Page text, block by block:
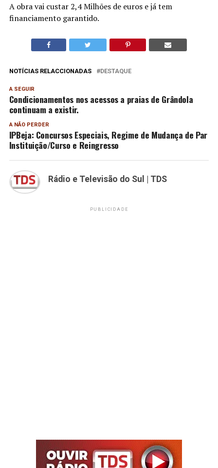
A obra vai custar 2,4 Milhões de euros e já tem
financiamento garantido.
NOTÍCIAS RELACCIONADAS DESTAQUE
A SEGUIR
Condicionamentos nos acessos a praias de Grândola
continuam a existir.
A NÃO PERDER
IPBeja: Concursos Especiais, Regime de Mudança de Par
Instituição/Curso e Reingresso
Rádio e Televisão do Sul | TDS
PUBLICIDADE